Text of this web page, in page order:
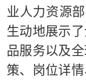
业人力资源
生动地展示
品服务以及
策、岗位详